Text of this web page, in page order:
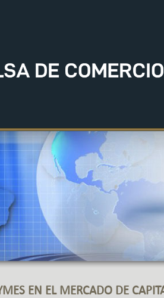
EN EL MERCADO DE